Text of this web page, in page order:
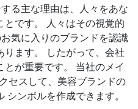
る主な理由は、人々をあな
とです。 人々はその視覚的
気に入りのブランドを認識
ます。 したがって、会社
が重要です。 当社のメイ
セスして、美容ブランドの
シンボルを作成できます。